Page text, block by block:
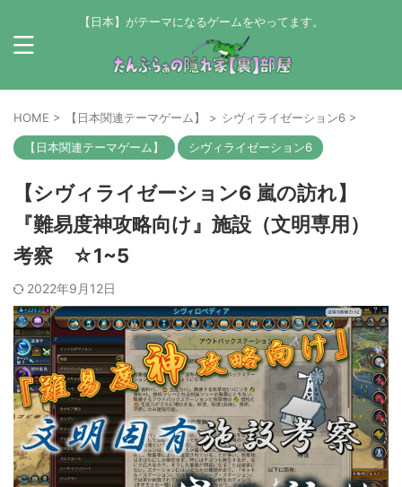
【日本】がテーマになるゲームをやってます。
HOME > 【日本関連テーマゲーム】 > シヴィライゼーション6 >
【日本関連テーマゲーム】 シヴィライゼーション6
【シヴィライゼーション6 嵐の訪れ】
『難易度神攻略向け』施設（文明専用）
考察 ☆1~5
2022年9月12日